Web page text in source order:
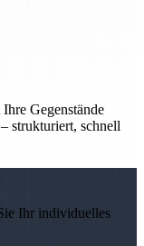
Gegenstände
strukturiert, schnell
Ihr individuelles